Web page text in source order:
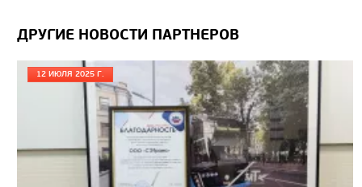
ДРУГИЕ НОВОСТИ ПАРТНЕРОВ
12 ИЮЛЯ 2025 Г.